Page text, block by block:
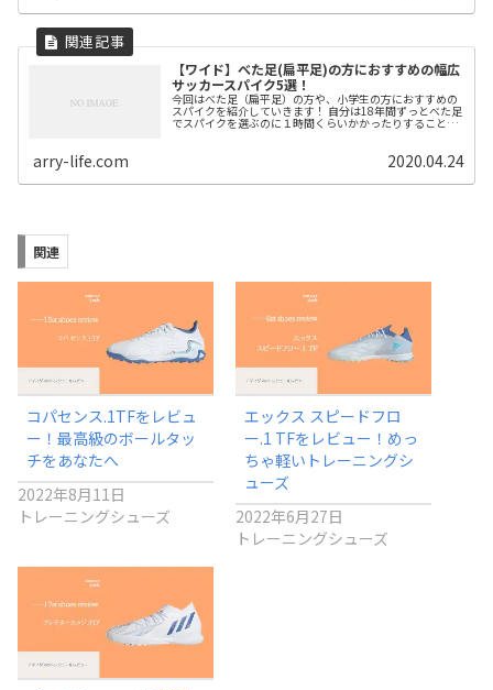
ー TFです。
【ワイド】べた足(扁平足)の方におすすめの幅広
サッカースパイク5選！
今回はべた足（扁平足）の方や、小学生の方におすすめの
スパイクを紹介していきます！ 自分は18年間ずっとべた足
でスパイクを選ぶのに１時間くらいかかったりすることも
arry-life.com 2020.04.24
関連
コパセンス.1TFをレビュ
ー！最高級のボールタッ
チをあなたへ
2022年8月11日
トレーニングシューズ
エックス スピードフロ
ー.1 TFをレビュー！めっ
ちゃ軽いトレーニングシ
ューズ
2022年6月27日
トレーニングシューズ